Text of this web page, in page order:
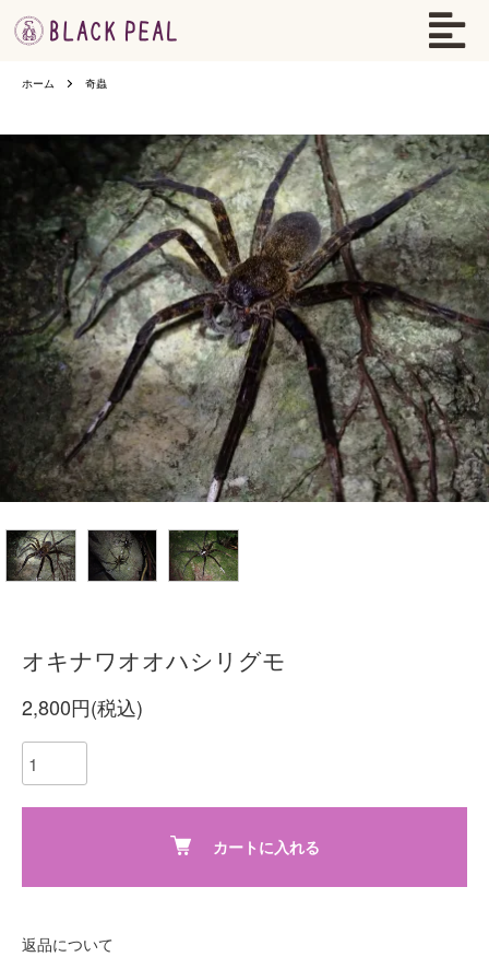
ホーム 奇蟲
オキナワオオハシリグモ
2,800円(税込)
カートに入れる
返品について